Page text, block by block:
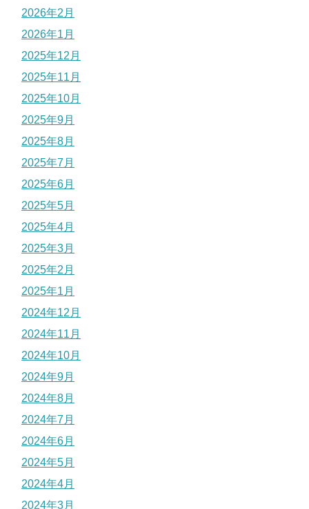
2026年2月
2026年1月
2025年12月
2025年11月
2025年10月
2025年9月
2025年8月
2025年7月
2025年6月
2025年5月
2025年4月
2025年3月
2025年2月
2025年1月
2024年12月
2024年11月
2024年10月
2024年9月
2024年8月
2024年7月
2024年6月
2024年5月
2024年4月
2024年3月